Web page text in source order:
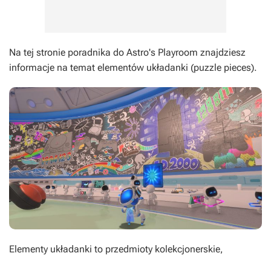
Na tej stronie poradnika do Astro's Playroom znajdziesz
informacje na temat elementów układanki (puzzle pieces).
Elementy układanki to przedmioty kolekcjonerskie,